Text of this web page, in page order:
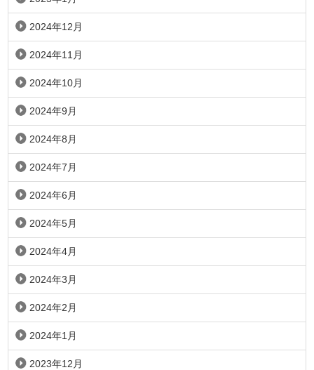
2024年12月
2024年11月
2024年10月
2024年9月
2024年8月
2024年7月
2024年6月
2024年5月
2024年4月
2024年3月
2024年2月
2024年1月
2023年12月